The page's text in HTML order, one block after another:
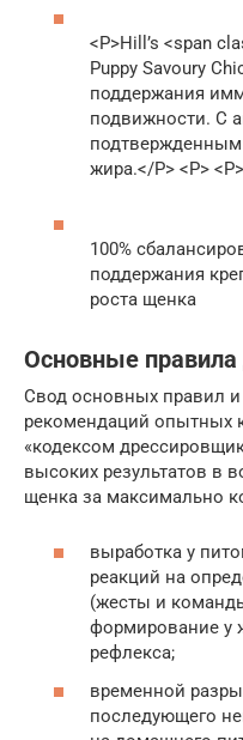
<P>Hill’s <span
Puppy Savoury
поддержания
подвижности. С
жира.</P> <P>
100%
поддержания
роста щенка
Основные
Свод основных правил
рекомендаций опытных
«кодексом
высоких результатов в
щенка за максимально
выработка у
реакций на
(жесты и
формирование у
рефлекса;
временной
последующего